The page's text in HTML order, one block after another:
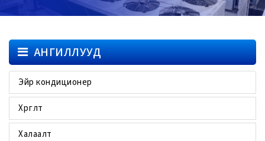
АНГИЛЛУУД
Эйр кондиционер
Хөргөлт
Халаалт